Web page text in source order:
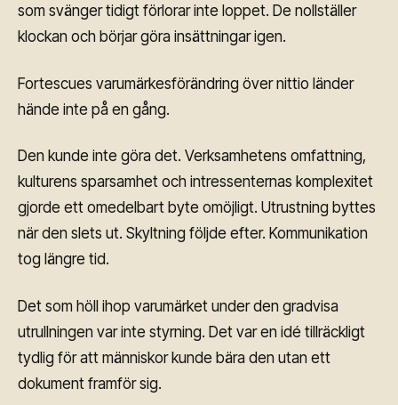
som svänger tidigt förlorar inte loppet. De nollställer
klockan och börjar göra insättningar igen.
Fortescues varumärkesförändring över nittio länder
hände inte på en gång.
Den kunde inte göra det. Verksamhetens omfattning,
kulturens sparsamhet och intressenternas komplexitet
gjorde ett omedelbart byte omöjligt. Utrustning byttes
när den slets ut. Skyltning följde efter. Kommunikation
tog längre tid.
Det som höll ihop varumärket under den gradvisa
utrullningen var inte styrning. Det var en idé tillräckligt
tydlig för att människor kunde bära den utan ett
dokument framför sig.